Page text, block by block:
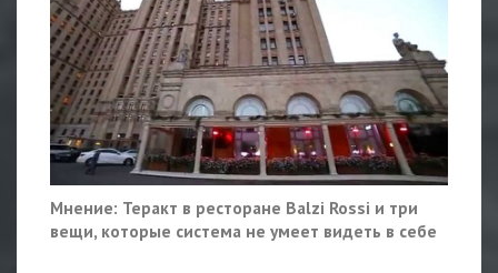
Мнение: Теракт в ресторане Balzi Rossi и три
вещи, которые система не умеет видеть в себе